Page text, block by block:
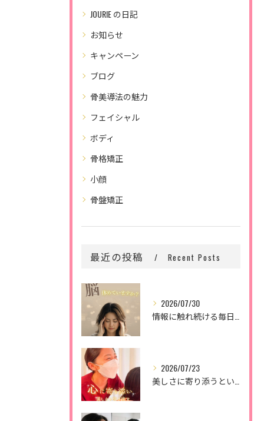
JOURIE の日記
お知らせ
キャンペーン
ブログ
骨美導法の魅力
フェイシャル
ボディ
骨格矯正
小顔
骨盤矯正
最近の投稿 Recent Posts
2026/07/30
情報に触れ続ける毎日。
2026/07/23
美しさに寄り添うということ。